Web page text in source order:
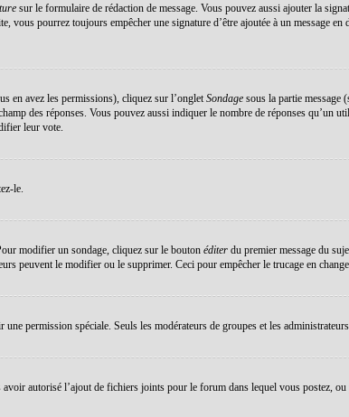
sur le formulaire de rédaction de message. Vous pouvez aussi ajouter la
vous pourrez toujours empêcher une signature d’être ajoutée à un message en
en avez les permissions), cliquez sur l’ongletSondage sous la partie message
des réponses. Vous pouvez aussi indiquer le nombre de réponses qu’un
leur vote.
le.
modifier un sondage, cliquez sur le bouton éditer du premier message du
peuvent le modifier ou le supprimer. Ceci pour empêcher le trucage en
permission spéciale. Seuls les modérateurs de groupes et les
autorisé l’ajout de fichiers joints pour le forum dans lequel vous postez,